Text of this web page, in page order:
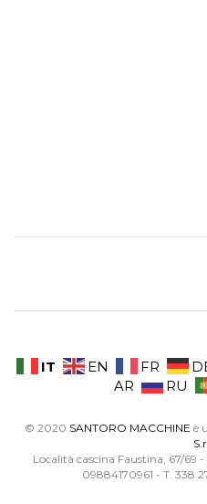
IT EN FR
AR
RU
© 2020 SANTORO MACCHINE è
Località cascina Faustina, 67/
09884170961 - T. 338